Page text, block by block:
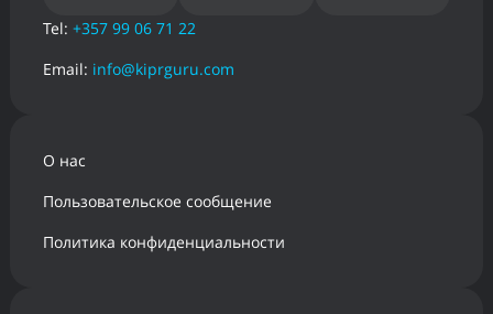
Tel: +357 99 06 71 22
Email: info@kiprguru.com
О нас
Пользовательское сообщение
Политика конфиденциальности